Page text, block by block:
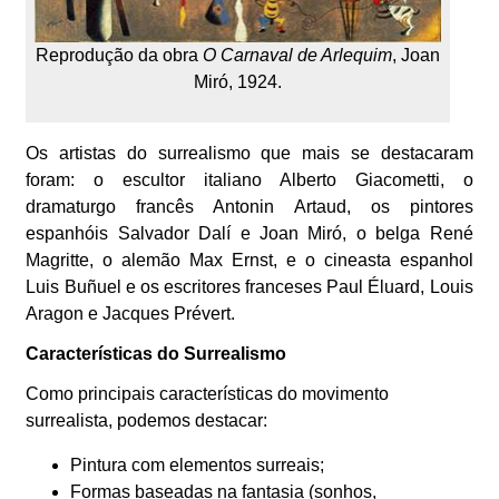
Reprodução da obra O Carnaval de Arlequim, Joan
Miró, 1924.
Os artistas do surrealismo que mais se destacaram
foram: o escultor italiano Alberto Giacometti, o
dramaturgo francês Antonin Artaud, os pintores
espanhóis Salvador Dalí e Joan Miró, o belga René
Magritte, o alemão Max Ernst, e o cineasta espanhol
Luis Buñuel e os escritores franceses Paul Éluard, Louis
Aragon e Jacques Prévert.
Características do Surrealismo
Como principais características do movimento
surrealista, podemos destacar:
Pintura com elementos surreais;
Formas baseadas na fantasia (sonhos,